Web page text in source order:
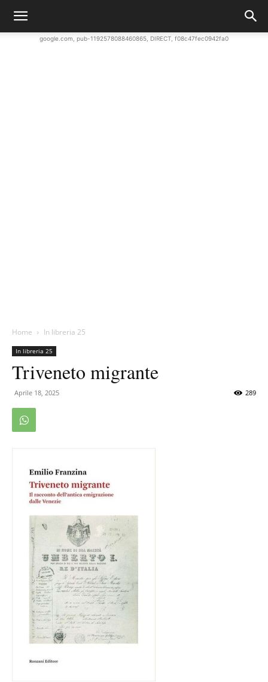
google.com, pub-1192578088460865, DIRECT, f08c47fec0942fa0
Home In libreria 25
In libreria 25
Triveneto migrante
Aprile 18, 2025 289